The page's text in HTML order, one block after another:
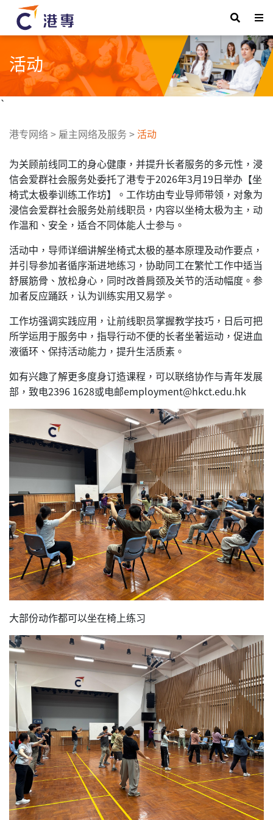
活动
`
港专网络> 雇主网络及服务 >活动
为关顾前线同工的身心健康，并提升长者服务的多元性，浸
信会爱群社会服务处委托了港专于2026年3月19日举办【坐
椅式太极拳训练工作坊】。工作坊由专业导师带领，对象为
浸信会爱群社会服务处前线职员，内容以坐椅太极为主，动
作温和、安全，适合不同体能人士参与。
活动中，导师详细讲解坐椅式太极的基本原理及动作要点，
并引导参加者循序渐进地练习，协助同工在繁忙工作中适当
舒展筋骨、放松身心，同时改善肩颈及关节的活动幅度。参
加者反应踊跃，认为训练实用又易学。
工作坊强调实践应用，让前线职员掌握教学技巧，日后可把
所学运用于服务中，指导行动不便的长者坐著运动，促进血
液循环、保持活动能力，提升生活质素。
如有兴趣了解更多度身订造课程，可以联络协作与青年发展
部，致电2396 1628或电邮employment@hkct.edu.hk
大部份动作都可以坐在椅上练习